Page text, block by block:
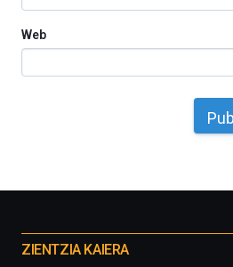
Web
proyectos
ZIENTZIA KAIERA